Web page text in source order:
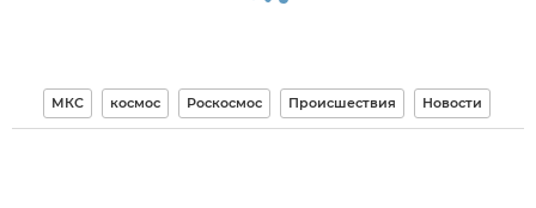
МКС космос Роскосмос Происшествия Новости